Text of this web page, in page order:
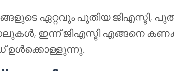
ഏറ്റവും പുതിയ ജിഎസ്ടി,
ഇന്ന് ജിഎസ്ടി എങ്ങനെ
ഉൾക്കൊള്ളുന്നു.